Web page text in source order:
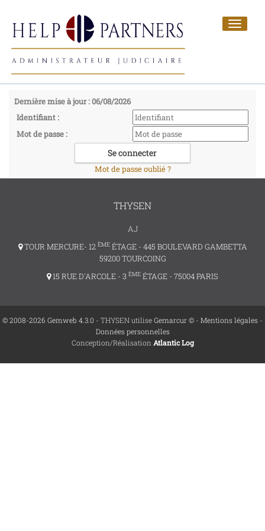
Toggle
Dernière mise à jour : 06/08/2026
Identifiant :
Mot de passe :
Mot de passe oublié ?
THYSEN
AJ
TOUR MERCURE- 12 ÈMEÉTAGE - 445 BOULEVARD GAMBETTA
59200 TOURCOING
15 RUE D'ARCOLE - 3 ÈME ÉTAGE - 75004 PARIS
© 2008-2026 Gemweb 4.3.0 - THYSEN utiliseGemarcur © - Mentions légales -
Données personnelles
Conception/Réalisation Atlantic Log